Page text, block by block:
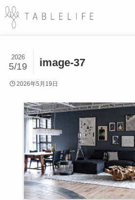
image-37
2026
5/19
2026年5月19日